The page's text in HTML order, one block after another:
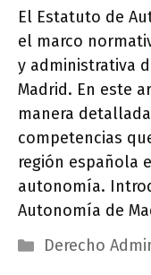
El Estatuto de
el marco
y administrativa
Madrid. En este
manera
competencias
región española
autonomía.
Autonomía de
Categorías
Derecho